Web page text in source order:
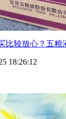
比较放心？五粮
18:26:12